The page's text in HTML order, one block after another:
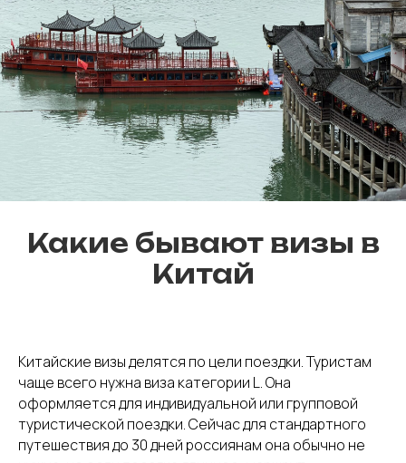
Какие бывают визы в
Китай
Китайские визы делятся по цели поездки. Туристам
чаще всего нужна виза категории L. Она
оформляется для индивидуальной или групповой
туристической поездки. Сейчас для стандартного
путешествия до 30 дней россиянам она обычно не